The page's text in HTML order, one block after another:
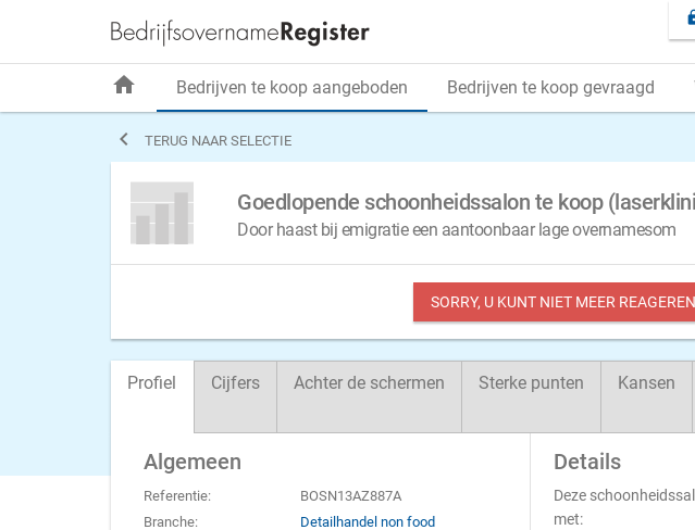
 TERUG NAAR SELECTIE
Goedlopende schoonheidssalon te koop
Door haast bij emigratie een aantoonbaar lage overnamesom
SORRY, U KUNT NIET MEER REAGEREN
Profiel Cijfers Achter de schermen Sterke punten Kansen
Algemeen
Referentie:
BOSN13AZ887A
Branche:
Detailhandel non food
Details
Deze
met:
home Bedrijven te koop aangeboden Bedrijven te koop gevraagd